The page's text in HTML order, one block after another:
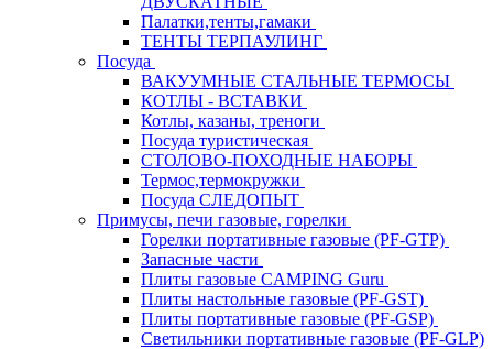
Палатки,тенты,гамаки
ТЕНТЫ ТЕРПАУЛИНГ
Посуда
ВАКУУМНЫЕ СТАЛЬНЫЕ ТЕРМОСЫ
КОТЛЫ - ВСТАВКИ
Котлы, казаны, треноги
Посуда туристическая
СТОЛОВО-ПОХОДНЫЕ НАБОРЫ
Термос,термокружки
Посуда СЛЕДОПЫТ
Примусы, печи газовые, горелки
Горелки портативные газовые (PF-GTP)
Запасные части
Плиты газовые CAMPING Guru
Плиты настольные газовые (PF-GST)
Плиты портативные газовые (PF-GSP)
Светильники портативные газовые (PF-GLP)